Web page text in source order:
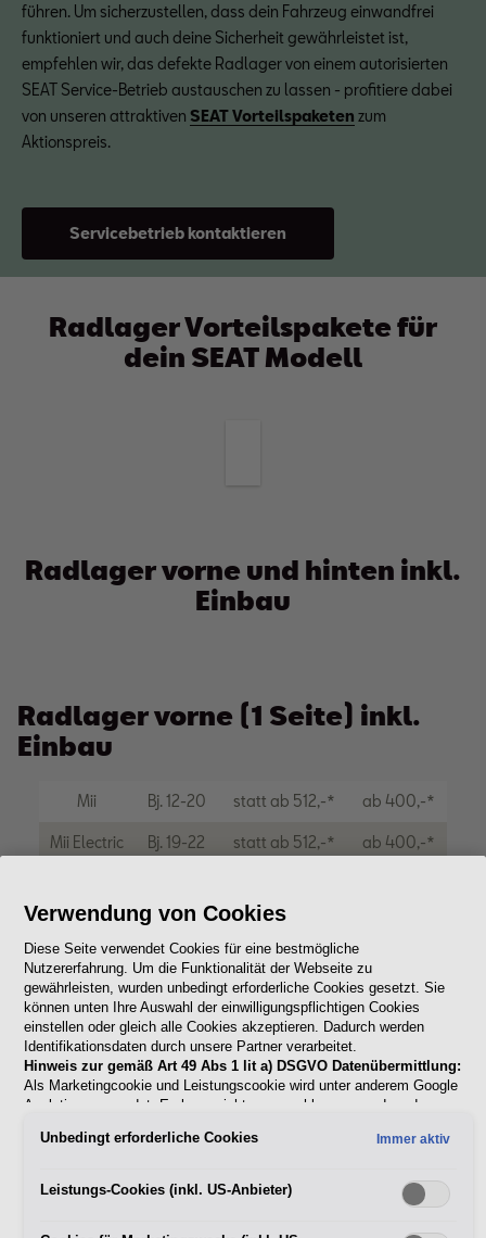
führen. Um sicherzustellen, dass dein Fahrzeug einwandfrei
funktioniert und auch deine Sicherheit gewährleistet ist,
empfehlen wir, das defekte Radlager von einem autorisierten
SEAT Service-Betrieb austauschen zu lassen - profitiere dabei
von unseren attraktiven SEAT Vorteilspaketen zum
Aktionspreis.
Servicebetrieb kontaktieren
Radlager Vorteilspakete für
dein SEAT Modell
Radlager vorne und hinten inkl.
Einbau
Radlager vorne (1 Seite) inkl.
Einbau
Mii Bj. 12-20 statt ab 512,-* ab 400,-*
Mii Electric Bj. 19-22 statt ab 512,-* ab 400,-*
Ibiza Bj. 17-22 statt ab 632,-*
Arona Bj. 17-22 statt ab 657,-* ab 519,-*
Leon Bj. 12-19 statt ab 589,-* ab 459-*
Leon Bj. 20-22 statt ab 586,-*
Altea Bj. 04-15 statt ab 540,-* ab 427,-*
Alhambra Bj. 11-22 statt ab 593,-* ab 443,-*
ab 439,-*
Verwendung von Cookies
Diese Seite verwendet Cookies für eine bestmögliche
Nutzererfahrung. Um die Funktionalität der Webseite zu
gewährleisten, wurden unbedingt erforderliche Cookies gesetzt. Sie
können unten Ihre Auswahl der einwilligungspflichtigen Cookies
einstellen oder gleich alle Cookies akzeptieren. Dadurch werden
Identifikationsdaten durch unsere Partner verarbeitet.
Hinweis zur gemäß Art 49 Abs 1 lit a) DSGVO Datenübermittlung:
Als Marketingcookie und Leistungscookie wird unter anderem Google
Analytics verwendet. Es kann nicht ausgeschlossen werden, dass
die USA (insbesondere dort an die Google LLC) weitergibt. In den
gleichwertiges Datenschutzniveau und es fehlt an einem
Angemessenheitsbeschluss der Europäischen Kommission. Hieraus
Unbedingt erforderliche Cookies Immer aktiv
Leistungs-Cookies (inkl. US-Anbieter)